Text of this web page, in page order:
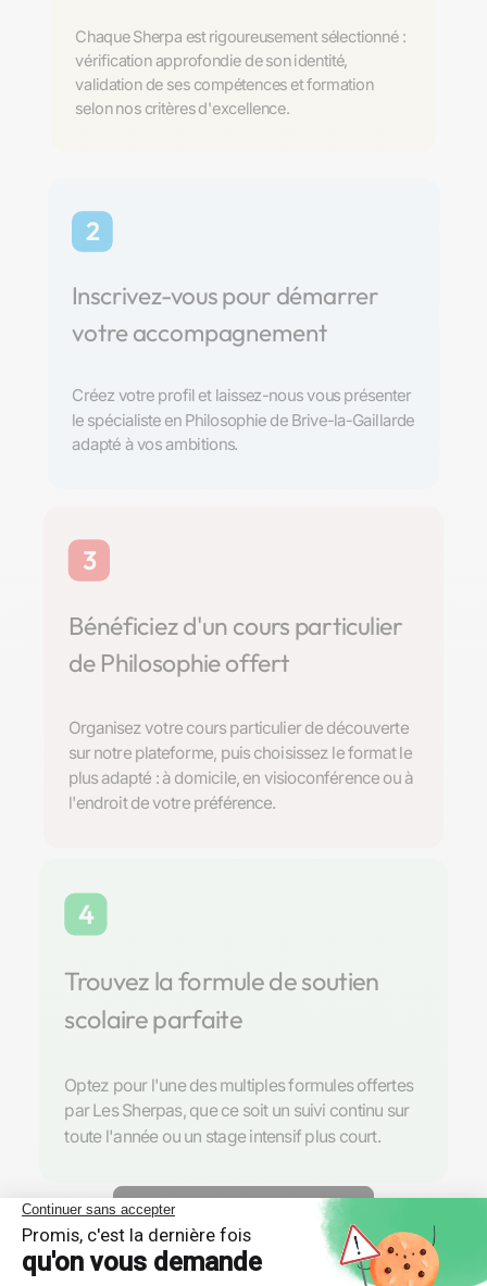
Chaque Sherpa est rigoureusement sélectionné :
vérification approfondie de son identité,
validation de ses compétences et formation
selon nos critères d'excellence.
2
Inscrivez-vous pour démarrer
votre accompagnement
Créez votre profil et laissez-nous vous présenter
le spécialiste en Philosophie de Brive-la-Gaillarde
adapté à vos ambitions.
3
Bénéficiez d'un cours particulier
de Philosophie offert
Organisez votre cours particulier de découverte
sur notre plateforme, puis choisissez le format le
plus adapté : à domicile, en visioconférence ou à
l'endroit de votre préférence.
4
Trouvez la formule de soutien
scolaire parfaite
Optez pour l'une des multiples formules offertes
par Les Sherpas, que ce soit un suivi continu sur
toute l'année ou un stage intensif plus court.
Découvrir nos professeurs